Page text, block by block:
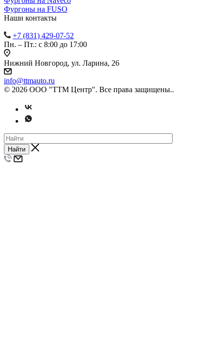
Фургоны на FUSO
Наши контакты
+7 (831) 429-07-52
Пн. – Пт.: с 8:00 до 17:00
Нижний Новгород, ул. Ларина, 26
info@ttmauto.ru
© 2026 ООО "ТТМ Центр". Все права защищены..
Найти